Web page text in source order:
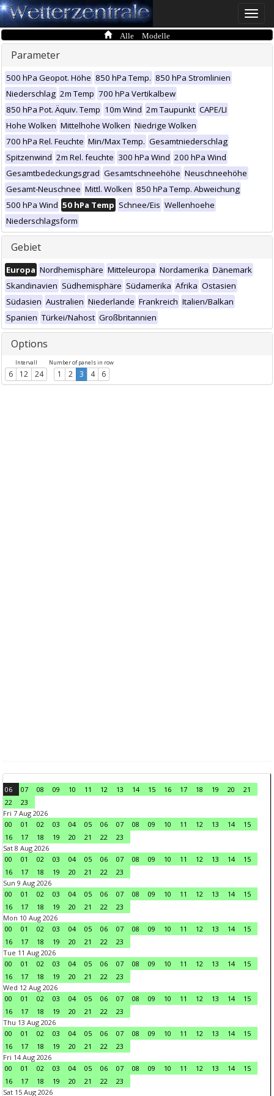
Toggle
Alle Modelle
Parameter
500 hPa Geopot. Höhe 850 hPa Temp. 850 hPa Stromlinien
Niederschlag 2m Temp 700 hPa Vertikalbew
850 hPa Pot. Äquiv. Temp 10m Wind 2m Taupunkt CAPE/LI
Hohe Wolken Mittelhohe Wolken Niedrige Wolken
700 hPa Rel. Feuchte Min/Max Temp. Gesamtniederschlag
Spitzenwind 2m Rel. feuchte 300 hPa Wind 200 hPa Wind
Gesamtbedeckungsgrad Gesamtschneehöhe Neuschneehöhe
Gesamt-Neuschnee Mittl. Wolken 850 hPa Temp. Abweichung
500 hPa Wind 50 hPa Temp Schnee/Eis Wellenhoehe
Niederschlagsform
Gebiet
Europa Nordhemisphäre Mitteleuropa Nordamerika Dänemark
Skandinavien Südhemisphäre Südamerika Afrika Ostasien
Südasien Australien Niederlande Frankreich Italien/Balkan
Spanien Türkei/Nahost Großbritannien
Options
Intervall
6 12 24
Number of panels in row
1 2 3 4 6
06 07 08 09 10 11 12 13 14 15 16 17 18 19 20
21
22
23
Fri 7 Aug 2026
00
01 02 03 04 05 06 07 08 09 10 11 12 13 14
15
16
17 18 19 20 21 22
23
Sat 8 Aug 2026
00
01 02 03 04 05 06 07 08 09 10 11 12 13 14
15
16
17 18 19 20 21 22
23
Sun 9 Aug 2026
00
01 02 03 04 05 06 07 08 09 10 11 12 13 14
15
16
17 18 19 20 21 22
23
Mon 10 Aug 2026
00
01 02 03 04 05 06 07 08 09 10 11 12 13 14
15
16
17 18 19 20 21 22
23
Tue 11 Aug 2026
00
01 02 03 04 05 06 07 08 09 10 11 12 13 14
15
16
17 18 19 20 21 22
23
Wed 12 Aug 2026
00
01 02 03 04 05 06 07 08 09 10 11 12 13 14
15
16
17 18 19 20 21 22
23
Thu 13 Aug 2026
00
01 02 03 04 05 06 07 08 09 10 11 12 13 14
15
16
17 18 19 20 21 22
23
Fri 14 Aug 2026
00
01 02 03 04 05 06 07 08 09 10 11 12 13 14
15
16
17 18 19 20 21 22
23
Sat 15 Aug 2026